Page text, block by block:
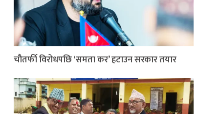
चौतर्फी विरोधपछि ‘समता कर’ हटाउन सरकार तयार